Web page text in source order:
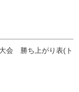
会 勝ち上がり表(ト